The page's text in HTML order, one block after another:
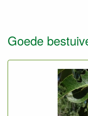
Goede